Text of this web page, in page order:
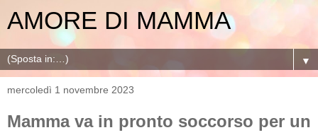
AMORE DI MAMMA
▼
mercoledì 1 novembre 2023
Mamma va in pronto soccorso per un